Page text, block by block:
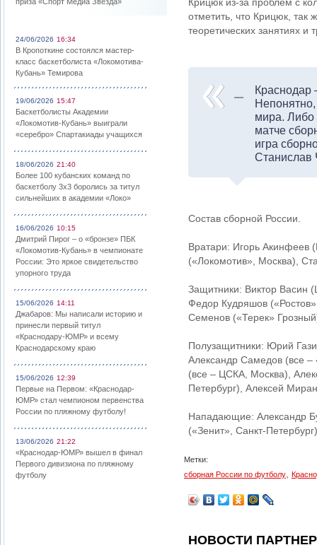
24/06/2026 16:34
В Кропоткине состоялся мастер-
класс баскетболиста «Локомотива-
Кубань» Темирова
19/06/2026 15:47
Баскетболисты Академии
«Локомотив-Кубань» выиграли
«серебро» Спартакиады учащихся
18/06/2026 21:40
Более 100 кубанских команд по
баскетболу 3х3 боролись за титул
сильнейших в академии «Локо»
16/06/2026 10:15
Дмитрий Пирог – о «бронзе» ПБК
«Локомотив-Кубань» в чемпионате
России: Это яркое свидетельство
упорного труда
15/06/2026 14:11
Джабаров: Мы написали историю и
принесли первый титул
«Краснодару-ЮМР» и всему
Краснодарскому краю
15/06/2026 12:39
Первые на Первом: «Краснодар-
ЮМР» стал чемпионом первенства
России по пляжному футболу!
13/06/2026 21:22
«Краснодар-ЮМР» вышел в финал
Первого дивизиона по пляжному
футболу
отметить, что Крицюк, так
теоретических занятиях и
Краснодар
мира. Либо
матче
игра
Станислав
Состав сборной России.
Вратари: Игорь
(«Локомотив», Москва),
Защитники: Виктор Васин
Федор Кудряшов
Семенов («Терек»
Полузащитники: Юрий
Александр Самедов (все
(все – ЦСКА, Москва),
Петербург), Алексей
Нападающие: Александр
(«Зенит», Санкт-
Метки:
сборная России по футболу
НОВОСТИ